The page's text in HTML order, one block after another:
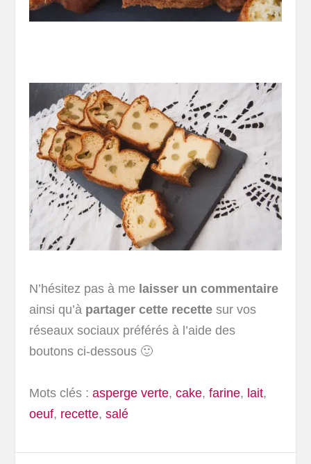
N’hésitez pas à me laisser un commentaire
ainsi qu’à partager cette recette sur vos
réseaux sociaux préférés à l’aide des
boutons ci-dessous 🙂
Mots clés : asperge verte,cake,farine, lait,
oeuf, recette,salé